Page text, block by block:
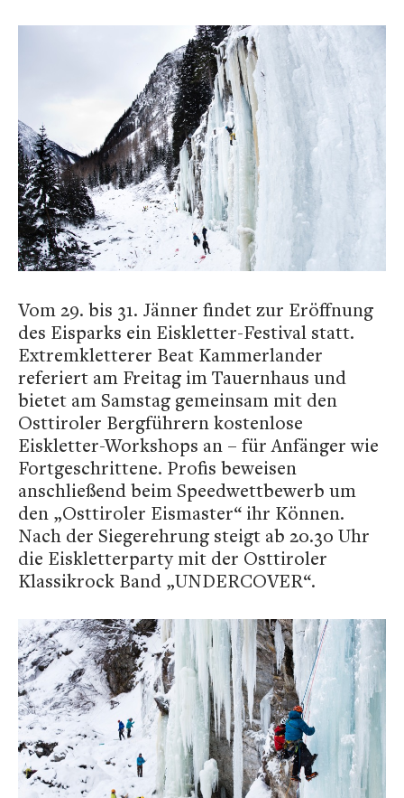
Vom 29. bis 31. Jänner findet zur Eröffnung
des Eisparks ein Eiskletter-Festival statt.
Extremkletterer Beat Kammerlander
referiert am Freitag im Tauernhaus und
bietet am Samstag gemeinsam mit den
Osttiroler Bergführern kostenlose
Eiskletter-Workshops an – für Anfänger wie
Fortgeschrittene. Profis beweisen
anschließend beim Speedwettbewerb um
den „Osttiroler Eismaster“ ihr Können.
Nach der Siegerehrung steigt ab 20.30 Uhr
die Eiskletterparty mit der Osttiroler
Klassikrock Band „UNDERCOVER“.